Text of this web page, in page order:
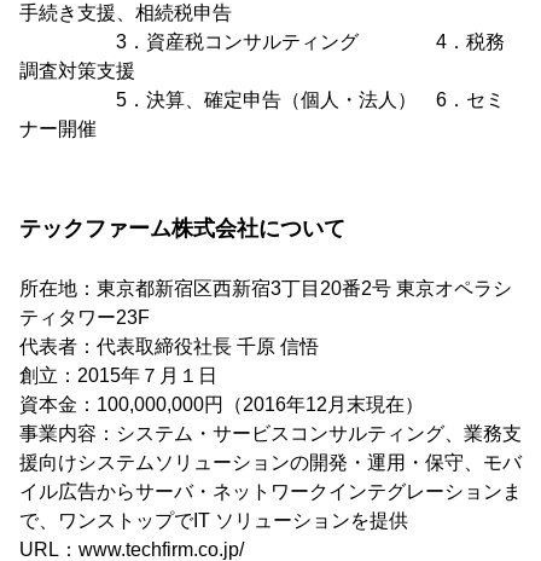
手続き支援、相続税申告
3．資産税コンサルティング 4．税務
調査対策支援
5．決算、確定申告（個人・法人） 6．セミ
ナー開催
テックファーム株式会社について
所在地：東京都新宿区西新宿3丁目20番2号 東京オペラシ
ティタワー23F
代表者：代表取締役社長 千原 信悟
創立：2015年７月１日
資本金：100,000,000円（2016年12月末現在）
事業内容：システム・サービスコンサルティング、業務支
援向けシステムソリューションの開発・運用・保守、モバ
イル広告からサーバ・ネットワークインテグレーションま
で、ワンストップでIT ソリューションを提供
URL：www.techfirm.co.jp/